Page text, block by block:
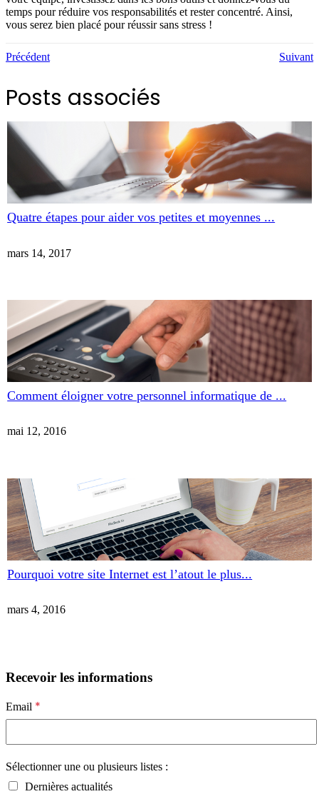
temps pour réduire vos responsabilités et rester concentré. Ainsi,
vous serez bien placé pour réussir sans stress !
Précédent Suivant
Posts associés
Quatre étapes pour aider vos petites et moyennes ...
mars 14, 2017
Comment éloigner votre personnel informatique de ...
mai 12, 2016
Pourquoi votre site Internet est l’atout le plus...
mars 4, 2016
Recevoir les informations
Email *
Sélectionner une ou plusieurs listes :
Dernières actualités